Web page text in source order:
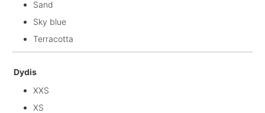
Sand
Sky blue
Terracotta
Dydis
XXS
XS